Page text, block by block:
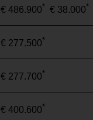
€ 486.900* € 38.000*
€ 277.500*
€ 277.700*
€ 400.600*